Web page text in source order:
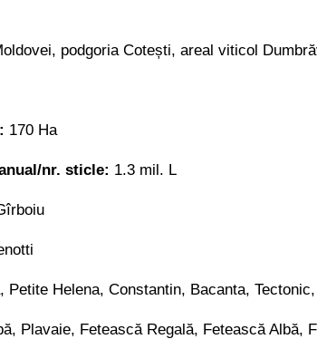
podgoria Cotești, areal viticol
170 Ha
nr. sticle: 1.3 mil. L
Petite Helena, Constantin, Bacanta,
Plavaie, Fetească Regală, Fetească Albă,